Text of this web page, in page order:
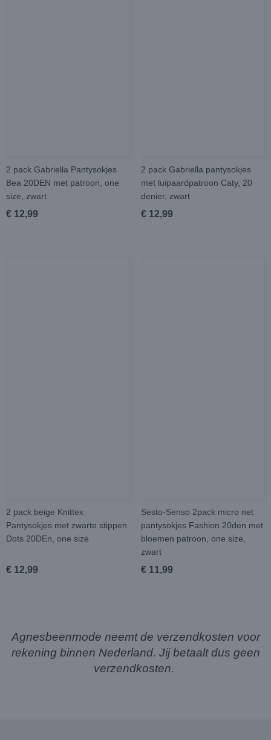
2 pack Gabriella Pantysokjes
Bea 20DEN met patroon, one
size, zwart
€ 12,99
2 pack Gabriella pantysokjes
met luipaardpatroon Caty, 20
denier, zwart
€ 12,99
2 pack beige Knittex
Pantysokjes met zwarte stippen
Dots 20DEn, one size
€ 12,99
Sesto-Senso 2pack micro net
pantysokjes Fashion 20den met
bloemen patroon, one size,
zwart
€ 11,99
Agnesbeenmode neemt de verzendkosten voor
rekening binnen Nederland. Jij betaalt dus geen
verzendkosten.